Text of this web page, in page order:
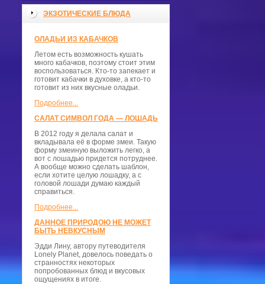
ЭКЗОТИЧЕСКИЕ БЛЮДА
ОЛАДЬИ ИЗ КАБАЧКОВ
Летом есть возможность кушать
много кабачков, поэтому стоит этим
воспользоваться. Кто-то запекает и
готовит кабачки в духовке, а кто-то
готовит из них вкусные оладьи.
Подробнее...
САЛАТ СИМВОЛ ГОДА — ЛОШАДЬ
В 2012 году я делала салат и
вкладывала её в форме змеи. Такую
форму змеиную выложить легко, а
вот с лошадью придется потруднее.
А вообще можно сделать шаблон,
если хотите целую лошадку, а с
головой лошади думаю каждый
справиться.
Подробнее...
ДАННОЕ ПРИРОДОЮ НЕ МОЖЕТ
БЫТЬ НЕВКУСНЫМ
Эдди Лину, автору путеводителя
Lonely Planet, довелось поведать о
странностях некоторых
попробованных блюд и вкусовых
ощущениях в итоге.